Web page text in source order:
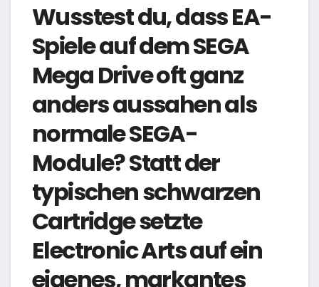
Wusstest du, dass EA-
Spiele auf dem SEGA
Mega Drive oft ganz
anders aussahen als
normale SEGA-
Module? Statt der
typischen schwarzen
Cartridge setzte
Electronic Arts auf ein
eigenes, markantes